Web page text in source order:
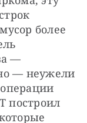
более
—
— неужели
построил